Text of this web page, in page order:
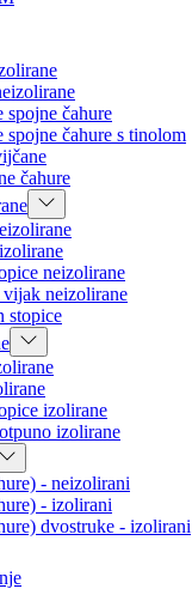
spojne čahure
spojne čahure s tinolom
čahure
neizolirane
vijak neizolirane
stopice
izolirane
izolirane
- neizolirani
- izolirani
dvostruke - izolirani